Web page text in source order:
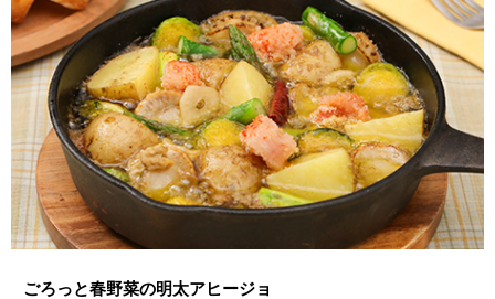
ごろっと春野菜の明太アヒージョ